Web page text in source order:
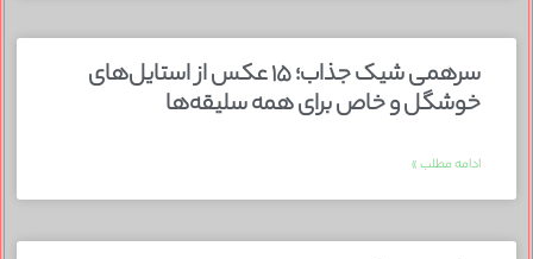
سرهمی شیک جذاب؛ ۱۵ عکس از استایل‌های
خوشگل و خاص برای همه سلیقه‌ها
ادامه مطلب »